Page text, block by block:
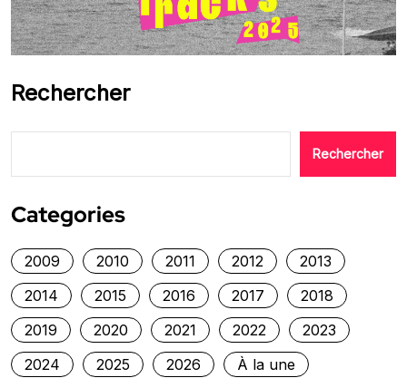
Rechercher
Rechercher
Categories
2009 2010 2011 2012
2013
2014
2015 2016 2017
2018
2019
2020 2021 2022
2023
2024
2025 2026
À la une